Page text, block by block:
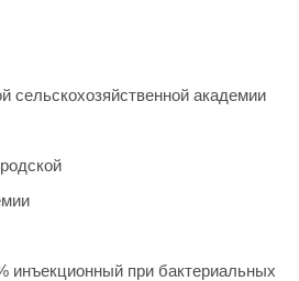
сельскохозяйственной академии
инъекционный при бактериальных